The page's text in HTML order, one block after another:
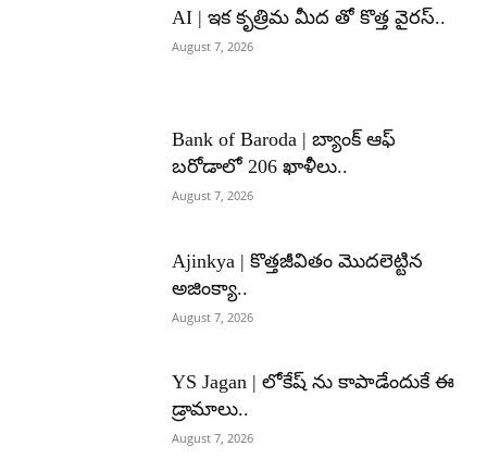
AI | ఇక కృత్రిమ మీద తో కొత్త వైరస్..
August 7, 2026
Bank of Baroda | బ్యాంక్‌ ఆఫ్‌
బరోడాలో 206 ఖాళీలు..
August 7, 2026
Ajinkya | కొత్తజీవితం మొదలెట్టిన
అజింక్యా..
August 7, 2026
YS Jagan | లోకేష్ ను కాపాడేందుకే ఈ
డ్రామాలు..
August 7, 2026